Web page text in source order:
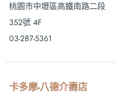
桃園市中壢區高鐵南路二段
352號 4F
03-287-5361
卡多摩-八德介壽店